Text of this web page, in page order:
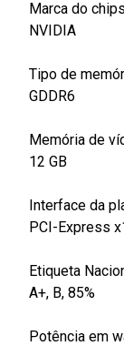
Marca do
NVIDIA
Tipo de
GDDR6
Memória de
12 GB
Interface da
PCI-Express
Etiqueta
A+, B, 85%
Potência em